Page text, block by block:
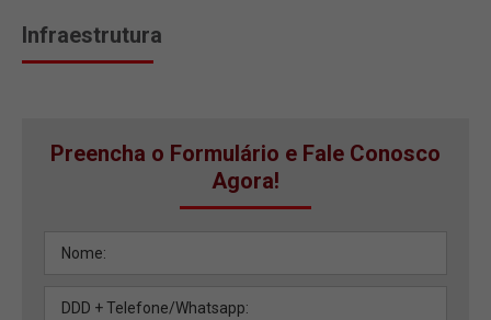
Infraestrutura
Preencha o Formulário e Fale Conosco
Agora!